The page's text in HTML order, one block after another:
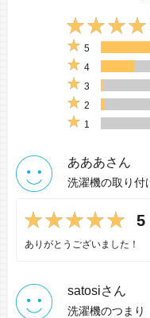
5
4
3
2
1
あああさん
洗濯機の取り付
5
ありがとうございました！
satosiさん
洗濯機のつまり